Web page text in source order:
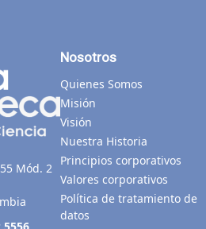
Mód. 2
5556
Nosotros
Quienes Somos
Misión
Visión
Nuestra Historia
Principios corporativos
Valores corporativos
Política de tratamiento de
datos